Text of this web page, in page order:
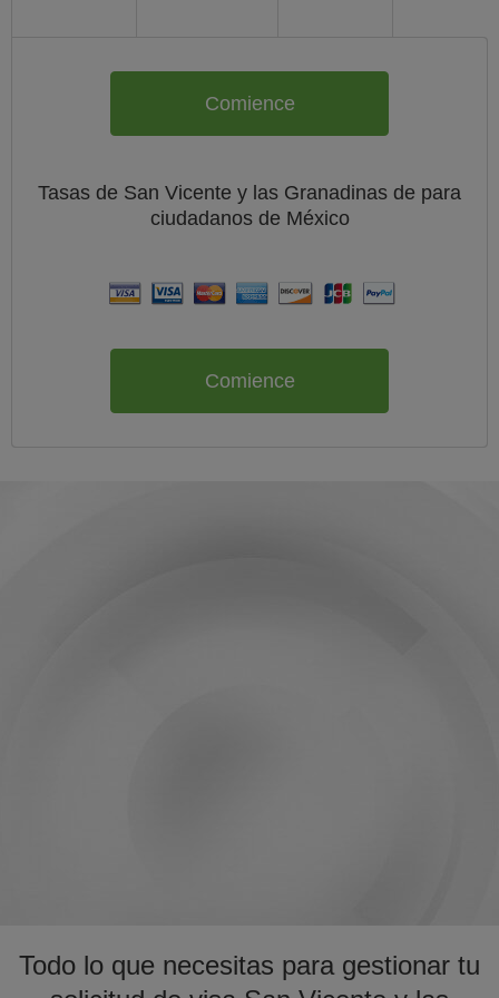
Comience
Tasas de San Vicente y las Granadinas de para
ciudadanos de México
Comience
Todo lo que necesitas para gestionar tu